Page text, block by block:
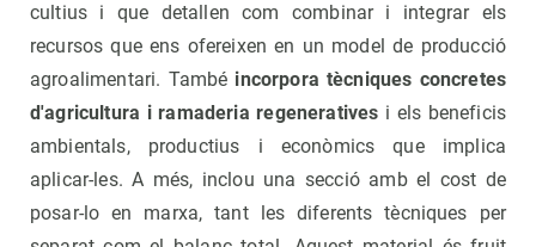
cultius i que detallen com combinar i integrar els
recursos que ens ofereixen en un model de producció
agroalimentari. També incorpora tècniques concretes
d'agricultura i ramaderia regeneratives i els beneficis
ambientals, productius i econòmics que implica
aplicar-les. A més, inclou una secció amb el cost de
posar-lo en marxa, tant les diferents tècniques per